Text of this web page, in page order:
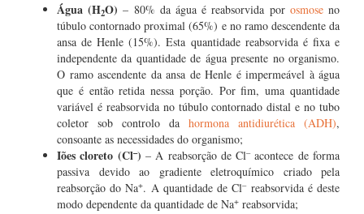
Água (H2O)– 80% da água é reabsorvida por osmoseno
túbulo contornado proximal (65%) e no ramo descendente da
ansa de Henle (15%). Esta quantidade reabsorvida é fixa e
independente da quantidade de água presente no organismo.
O ramo ascendente da ansa de Henle é impermeável à água
que é então retida nessa porção. Por fim, uma quantidade
variável é reabsorvida no túbulo contornado distal e no tubo
coletor sob controlo da hormona antidiurética (ADH),
consoante as necessidades do organismo;
Iões cloreto (Cl–) – A reabsorção de Cl–acontece de forma
passiva devido ao gradiente eletroquímico criado pela
reabsorção do Na+. A quantidade de Cl–reabsorvida é deste
modo dependente da quantidade de Na+ reabsorvida;